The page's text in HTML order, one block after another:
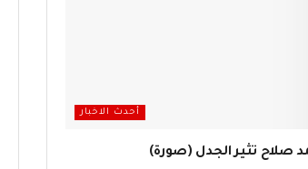
أحدث الاخبار
صلاح تثير الجدل (صورة)